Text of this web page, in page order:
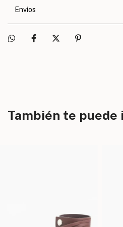
Envíos
También te puede